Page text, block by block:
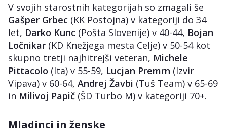
V svojih starostnih kategorijah so zmagali še
Gašper Grbec (KK Postojna) v kategoriji do 34
let, Darko Kunc (Pošta Slovenije) v 40-44, Bojan
Ločnikar (KD Knežjega mesta Celje) v 50-54 kot
skupno tretji najhitrejši veteran, Michele
Pittacolo (Ita) v 55-59, Lucjan Premrn (Izvir
Vipava) v 60-64, Andrej Žavbi (Tuš Team) v 65-69
in Milivoj Papič (ŠD Turbo M) v kategoriji 70+.
Mladinci in ženske